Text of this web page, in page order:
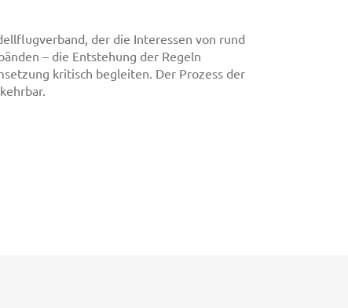
der die Interessen von rund
– die Entstehung der Regeln
kritisch begleiten. Der Prozess der